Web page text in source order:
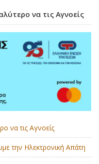
να τις Αγνοείς
να τις Αγνοείς
την Ηλεκτρονική Απάτη